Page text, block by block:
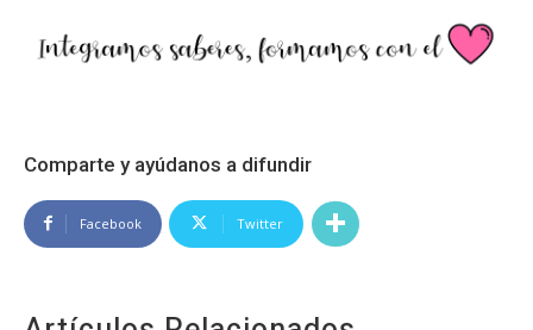
Comparte y ayúdanos a difundir
Facebook Twitter